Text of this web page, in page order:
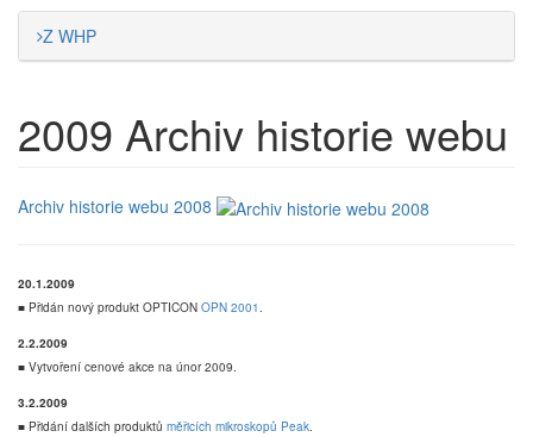
Z WHP
2009 Archiv historie webu
Archiv historie webu 2008
20.1.2009
■ Přidán nový produkt OPTICON OPN 2001.
2.2.2009
■ Vytvoření cenové akce na únor 2009.
3.2.2009
■ Přidání dalších produktů měřicích mikroskopů Peak.